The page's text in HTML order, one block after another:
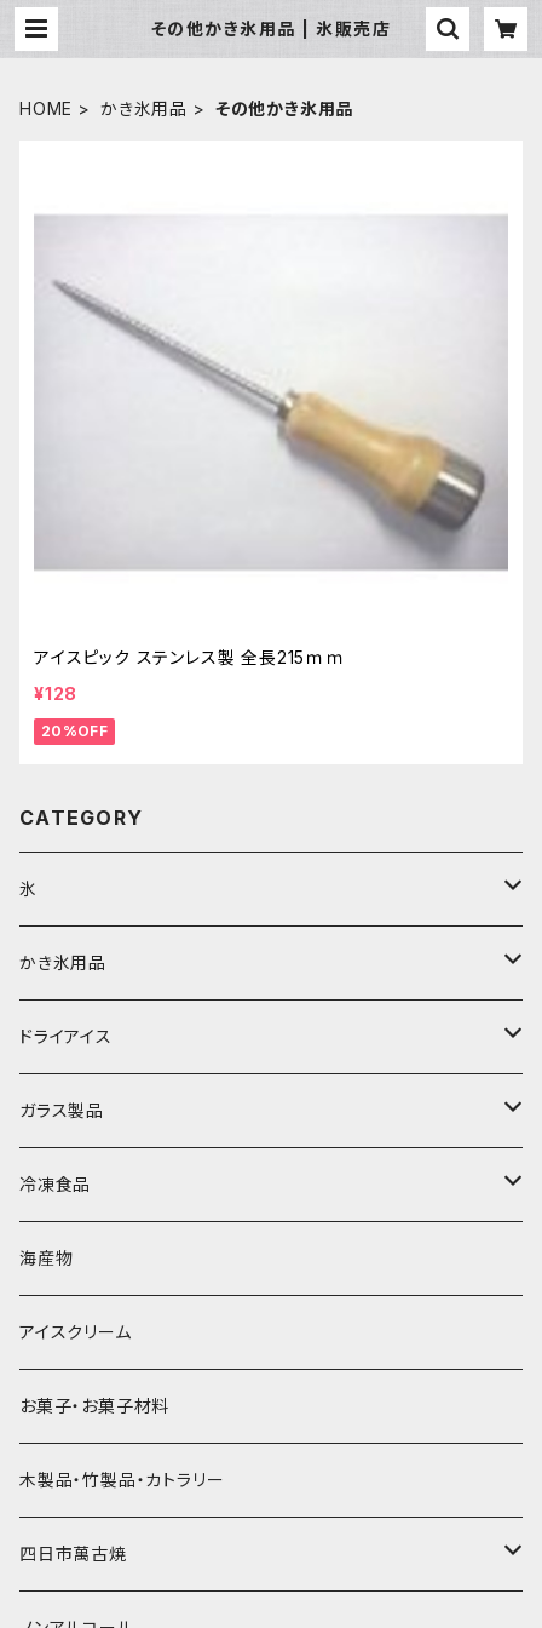
その他かき氷用品 | 氷販売店
HOME かき氷用品 その他かき氷用品
アイスピック ステンレス製 全長215ｍｍ
¥128
20%OFF
CATEGORY
氷
富士天然水の氷
丸氷
直径70mm
直径65mm
角氷
砕氷
氷河の氷
氷アイテム
かき氷用品
かき氷シロップ
無果汁1.8Lパック
無果汁1Lパック
無添加瓶シロップ
かき氷機・かき氷器
かき氷カップ
発泡スチロール無地-使い捨て
発泡スチロールプリント柄
かき氷スプーン・スプーンストロー
プラスチック・スプーン
プラスチック・スプーンストロー
コンデンスミルク・練乳・あんこ
かき氷セット
その他かき氷用品
ドライアイス
ドライアイス3ｋｇ
ドライアイス4ｋｇ
ドライアイス5ｋｇ
ドライアイス8ｋｇ
ドライアイス10ｋｇ
ドライアイス15ｋｇ
ドライアイス20ｋｇ
ガラス製品
オンザロック・グラス
ビール・グラス
タンブラー
かき氷器
冷凍食品
肉まん・あんまん
パスタ・スパゲッティ
惣菜
海産物
アイスクリーム
お菓子・お菓子材料
木製品・竹製品・カトラリー
四日市萬古焼